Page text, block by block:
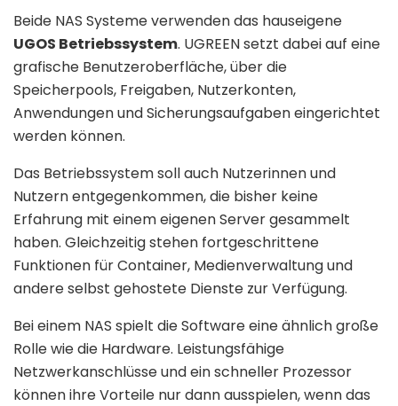
Beide NAS Systeme verwenden das hauseigene
UGOS Betriebssystem. UGREEN setzt dabei auf eine
grafische Benutzeroberfläche, über die
Speicherpools, Freigaben, Nutzerkonten,
Anwendungen und Sicherungsaufgaben eingerichtet
werden können.
Das Betriebssystem soll auch Nutzerinnen und
Nutzern entgegenkommen, die bisher keine
Erfahrung mit einem eigenen Server gesammelt
haben. Gleichzeitig stehen fortgeschrittene
Funktionen für Container, Medienverwaltung und
andere selbst gehostete Dienste zur Verfügung.
Bei einem NAS spielt die Software eine ähnlich große
Rolle wie die Hardware. Leistungsfähige
Netzwerkanschlüsse und ein schneller Prozessor
können ihre Vorteile nur dann ausspielen, wenn das